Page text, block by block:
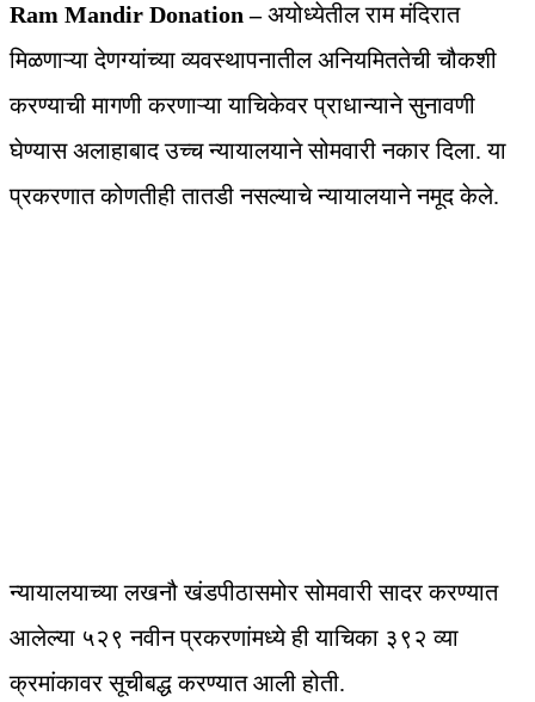
Ram Mandir Donation –अयोध्येतील राम मंदिरात
मिळणाऱ्या देणग्यांच्या व्यवस्थापनातील अनियमिततेची चौकशी
करण्याची मागणी करणाऱ्या याचिकेवर प्राधान्याने सुनावणी
घेण्यास अलाहाबाद उच्च न्यायालयाने सोमवारी नकार दिला. या
प्रकरणात कोणतीही तातडी नसल्याचे न्यायालयाने नमूद केले.
न्यायालयाच्या लखनौ खंडपीठासमोर सोमवारी सादर करण्यात
आलेल्या ५२९ नवीन प्रकरणांमध्ये ही याचिका ३९२ व्या
क्रमांकावर सूचीबद्ध करण्यात आली होती.